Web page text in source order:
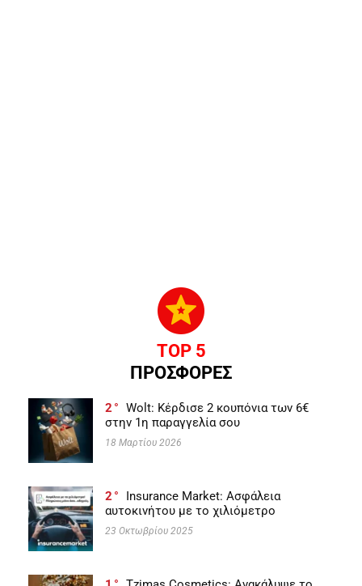
TOP 5
ΠΡΟΣΦΟΡΕΣ
2
Wolt: Κέρδισε 2 κουπόνια των 6€
στην 1η παραγγελία σου
18 Μαρτίου 2026
2
Insurance Market: Ασφάλεια
αυτοκινήτου με το χιλιόμετρο
23 Οκτωβρίου 2025